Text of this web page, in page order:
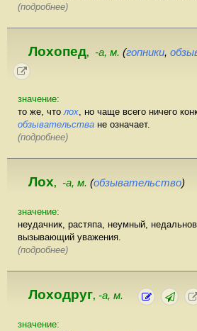
(подробнее)
Лохопед, -а, м. (гопники,
значение:
то же, чтолох, но чаще всего ничего
обзывательства не означает.
(подробнее)
Лох, -а, м. (обзывательство)
значение:
неудачник, растяпа, неумный,
вызывающий уважения.
(подробнее)
Лоходруг, -а, м.
значение: